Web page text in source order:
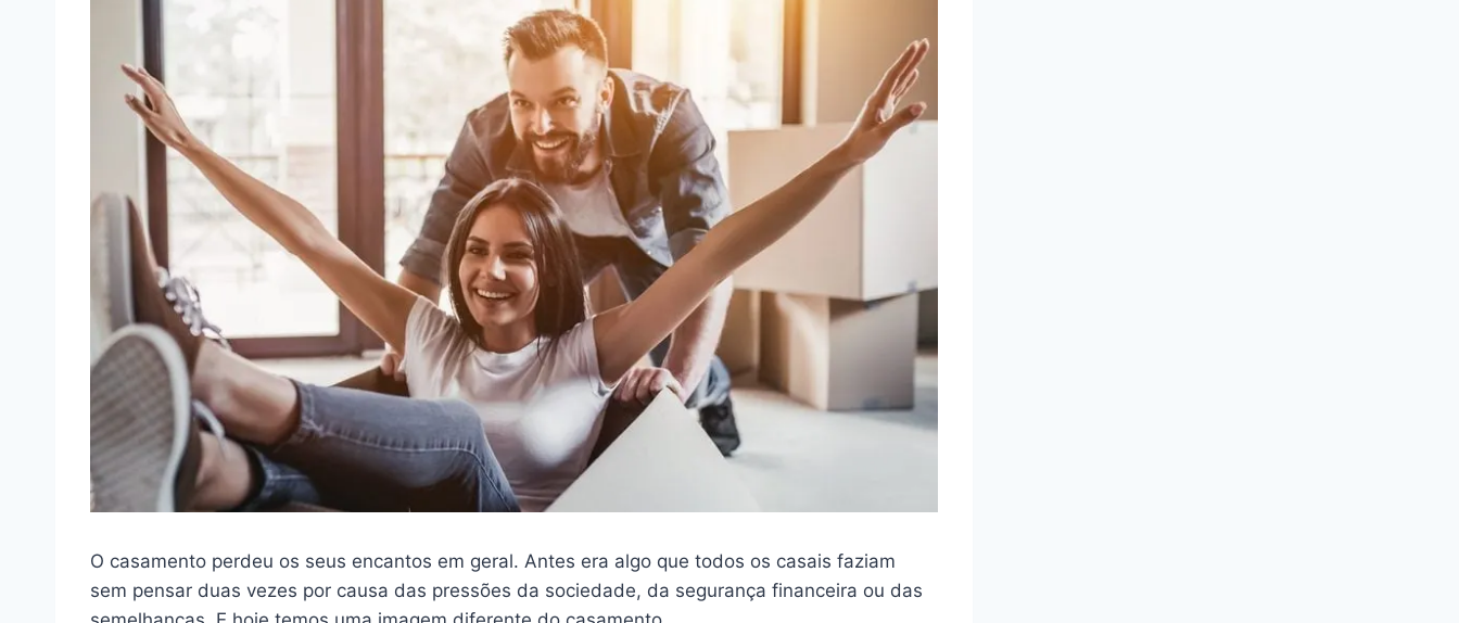
O casamento perdeu os seus encantos em geral. Antes era algo que todos os casais faziam
sem pensar duas vezes por causa das pressões da sociedade, da segurança financeira ou das